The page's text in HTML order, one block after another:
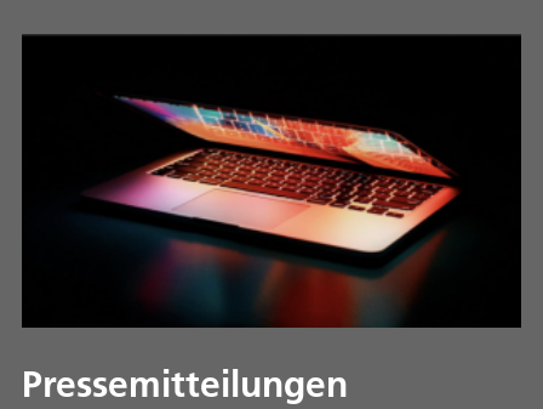
Pressemitteilungen